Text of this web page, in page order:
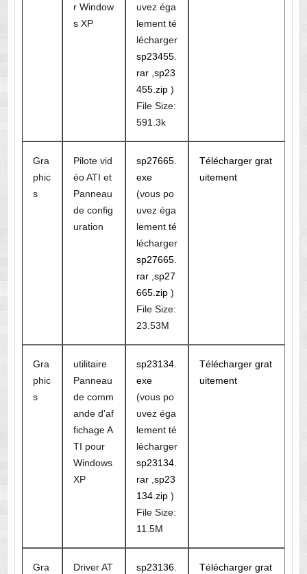
r Window
s XP
uvez éga
lement té
lécharger
sp23455.
rar, sp23
455.zip)
File Size:
591.3k
Gra
phic
s
Pilote vid
éo ATI et
Panneau
de config
uration
sp27665.
exe
(vous po
uvez éga
lement té
lécharger
sp27665.
rar, sp27
665.zip)
File Size:
23.53M
Télécharger grat
uitement
Gra
phic
s
utilitaire
Panneau
de comm
ande d'af
fichage A
TI pour
Windows
XP
sp23134.
exe
(vous po
uvez éga
lement té
lécharger
sp23134.
rar, sp23
134.zip)
File Size:
11.5M
Télécharger grat
uitement
Gra
Driver AT
sp23136.
Télécharger grat